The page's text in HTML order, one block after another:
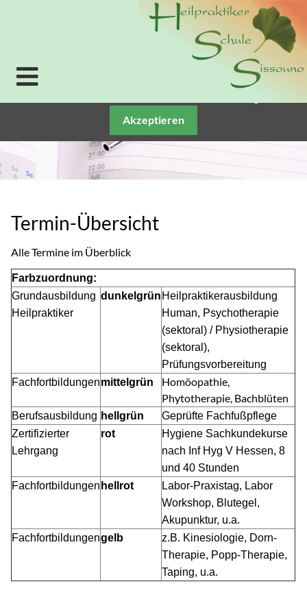
Termin-Übersicht
Alle Termine im Überblick
Farbzuordnung:
Grundausbildung
Heilpraktiker
dunkelgrün Heilpraktikerausbildung
Human, Psychotherapie
(sektoral) / Physiotherapie
(sektoral),
Prüfungsvorbereitung
Fachfortbildungenmittelgrün
Homöopathie,
Phytotherapie, Bachblüten
Berufsausbildung hellgrün
Geprüfte Fachfußpflege
Zertifizierter
Lehrgang
rot
Hygiene Sachkundekurse
nach Inf Hyg V Hessen, 8
und 40 Stunden
Fachfortbildungen hellrot
Labor-Praxistag, Labor
Workshop, Blutegel,
Akupunktur, u.a.
Fachfortbildungengelb
z.B. Kinesiologie, Dorn-
Therapie, Popp-Therapie,
Taping, u.a.
Verwendung von Cookies: Um unsere Webseite für Sie
optimal zu gestalten und fortlaufend verbessern zu
können, verwenden wir Cookies. Durch die weitere
Nutzung der Webseite stimmen Sie der Verwendung
von Cookies zu. Weitere Informationen zu Cookies
Akzeptieren